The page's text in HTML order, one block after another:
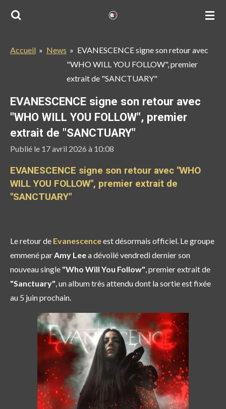
Passer
principal
Accueil » News » EVANESCENCE signe son retour avec
"WHO WILL YOU FOLLOW", premier
extrait de "SANCTUARY"
EVANESCENCE signe son retour avec
"WHO WILL YOU FOLLOW", premier
extrait de "SANCTUARY"
Publié le 17 avril 2026 à 10:08
EVANESCENCE signe son retour avec "WHO
WILL YOU FOLLOW", premier extrait de
"SANCTUARY"
Le retour de Evanescenceest désormais officiel. Le groupe
emmené parAmy Leea dévoilé vendredi dernier son
nouveau single "Who Will You Follow", premier extrait de
"Sanctuary", un album très attendu dont la sortie est fixée
au 5 juin prochain.